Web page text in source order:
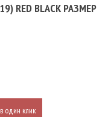
RED BLACK РАЗМЕР
один клик